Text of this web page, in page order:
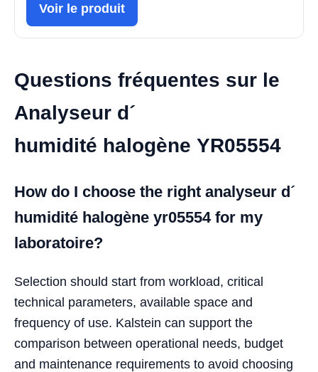
Voir le produit
Questions fréquentes sur le
Analyseur d´
humidité halogène YR05554
How do I choose the right analyseur d´
humidité halogène yr05554 for my
laboratoire?
Selection should start from workload, critical
technical parameters, available space and
frequency of use. Kalstein can support the
comparison between operational needs, budget
and maintenance requirements to avoid choosing